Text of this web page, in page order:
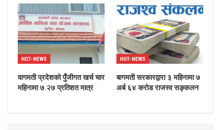
HOT-NEWS
वागमती प्रदेशको पुँजीगत खर्च चार
महिनामा ७.२७ प्रतिशत मात्र
HOT-NEWS
बागमती सरकारद्वारा ३ महिनामा ७
अर्ब ६४ करोड राजस्व सङ्कलन